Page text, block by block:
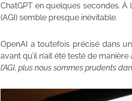
ChatGPT en quelques secondes.
(AGI) semble presque inévitable.
OpenAI a toutefois précisé dans
avant qu’il n’ait été testé de
l’AGI, plus nous sommes prudents